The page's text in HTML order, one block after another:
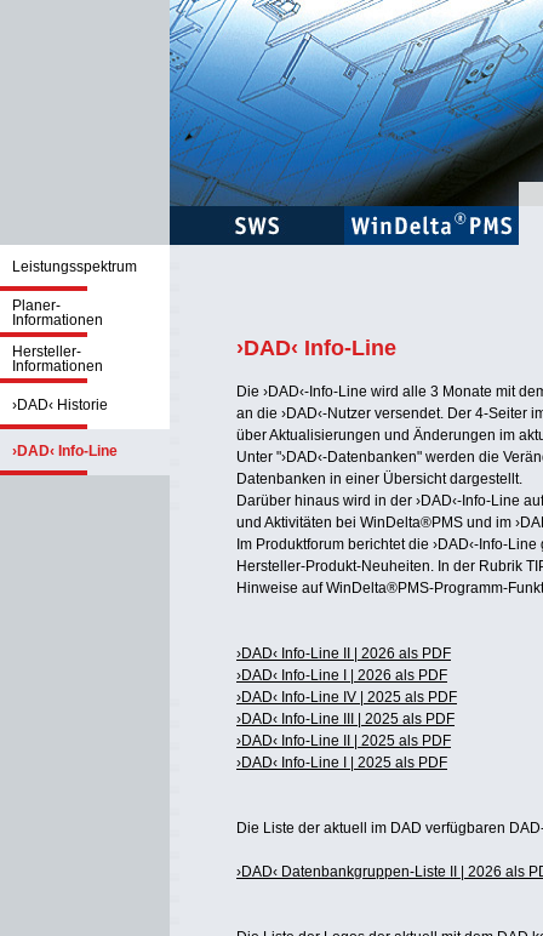
Leistungsspektrum
Planer-
Informationen
Hersteller-
Informationen
›DAD‹ Historie
›DAD‹ Info-Line
›DAD‹ Info-Line
Die ›DAD‹-Info-Line wird alle 3 Monate mit
an die ›DAD‹-Nutzer versendet. Der 4-Seiter
über Aktualisierungen und Änderungen im
Unter "›DAD‹-Datenbanken" werden die
Datenbanken in einer Übersicht dargestellt.
Darüber hinaus wird in der ›DAD‹-Info-Line
und Aktivitäten bei WinDelta®PMS und im
Im Produktforum berichtet die ›DAD‹-Info-
Hersteller-Produkt-Neuheiten. In der Rubrik
Hinweise auf WinDelta®PMS-Programm-
›DAD‹ Info-Line II | 2026 als PDF
›DAD‹ Info-Line I | 2026 als PDF
›DAD‹ Info-Line IV | 2025 als PDF
›DAD‹ Info-Line III | 2025 als PDF
›DAD‹ Info-Line II | 2025 als PDF
›DAD‹ Info-Line I | 2025 als PDF
Die Liste der aktuell im DAD verfügbaren
›DAD‹ Datenbankgruppen-Liste II | 2026 als